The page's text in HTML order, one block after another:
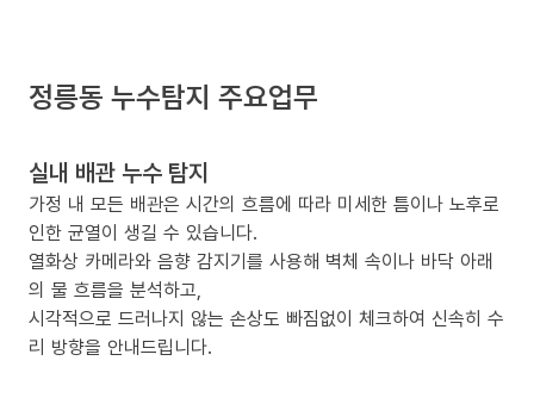
정릉동 누수탐지 주요업무
실내 배관 누수 탐지
가정 내 모든 배관은 시간의 흐름에 따라 미세한 틈이나 노후로
인한 균열이 생길 수 있습니다.
열화상 카메라와 음향 감지기를 사용해 벽체 속이나 바닥 아래
의 물 흐름을 분석하고,
시각적으로 드러나지 않는 손상도 빠짐없이 체크하여 신속히 수
리 방향을 안내드립니다.